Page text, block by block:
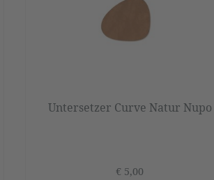
Untersetzer Curve Natur Nupo
€ 5,00